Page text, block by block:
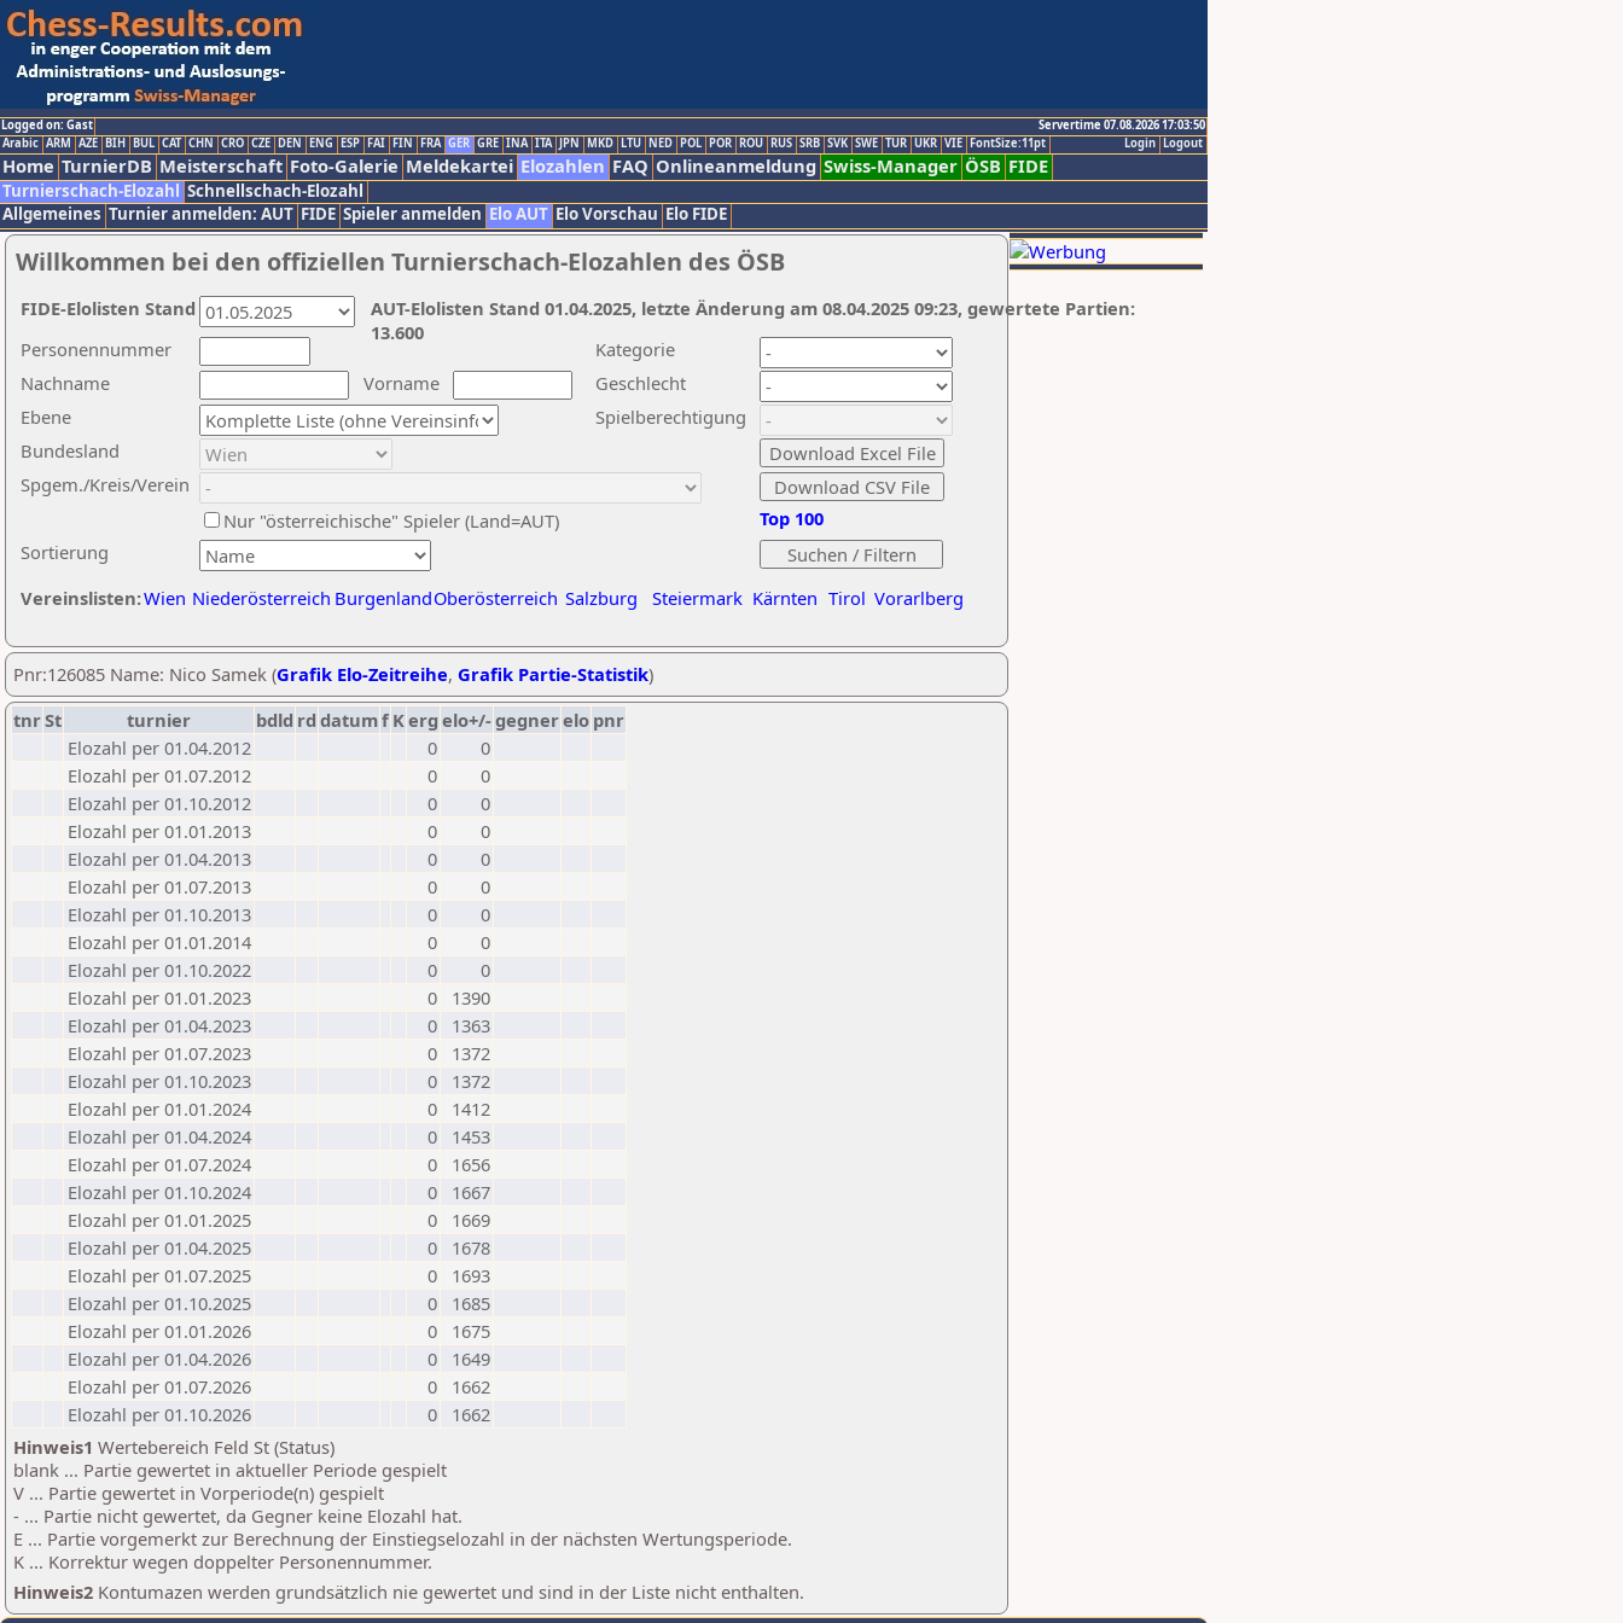
Logged on: Gast
Servertime 07.08.2026 17:03:50
Logout
Login
Arabic ARM AZE BIH BUL CAT CHN CRO CZE DEN ENG ESP FAI FIN FRA GER GRE INA ITA JPN MKD LTU NED POL POR ROU RUS SRB SVK SWE TUR UKR VIE FontSize:11pt
Home TurnierDB Meisterschaft Foto-Galerie Meldekartei Elozahlen FAQ Onlineanmeldung Swiss-Manager ÖSB FIDE
Turnierschach-Elozahl Schnellschach-Elozahl
Allgemeines Turnier anmelden: AUT FIDE Spieler anmelden Elo AUT Elo Vorschau Elo FIDE
Willkommen bei den offiziellen Turnierschach-Elozahlen des ÖSB
Nachname
Vorname
Ebene
Kategorie
Sortierung
Personennummer
Bundesland
Spgem./Kreis/Verein
Geschlecht
Nur "österreichische" Spieler (Land=AUT)
Spielberechtigung
Vereinslisten:Wien Niederösterreich BurgenlandOberösterreich Salzburg Steiermark Kärnten Tirol Vorarlberg
Top 100
AUT-Elolisten Stand 01.04.2025, letzte Änderung am 08.04.2025 09:23, gewertete Partien:
13.600
FIDE-Elolisten Stand
Pnr:126085 Name: Nico Samek (Grafik Elo-Zeitreihe, Grafik Partie-Statistik)
tnrSt turnier bdld rd datumf Kerg elo+/-gegnerelo pnr
Elozahl per 01.04.2012
0
0
Elozahl per 01.07.2012
0
0
Elozahl per 01.10.2012
0
0
Elozahl per 01.01.2013
0
0
Elozahl per 01.04.2013
0
0
Elozahl per 01.07.2013
0
0
Elozahl per 01.10.2013
0
0
Elozahl per 01.01.2014
0
0
Elozahl per 01.10.2022
0
0
Elozahl per 01.01.2023
0
1390
Elozahl per 01.04.2023
0
1363
Elozahl per 01.07.2023
0
1372
Elozahl per 01.10.2023
0
1372
Elozahl per 01.01.2024
0
1412
Elozahl per 01.04.2024
0
1453
Elozahl per 01.07.2024
0
1656
Elozahl per 01.10.2024
0
1667
Elozahl per 01.01.2025
0
1669
Elozahl per 01.04.2025
0
1678
Elozahl per 01.07.2025
0
1693
Elozahl per 01.10.2025
0
1685
Elozahl per 01.01.2026
0
1675
Elozahl per 01.04.2026
0
1649
Elozahl per 01.07.2026
0
1662
Elozahl per 01.10.2026
0
1662
Hinweis1 Wertebereich Feld St (Status)
blank ... Partie gewertet in aktueller Periode gespielt
V ... Partie gewertet in Vorperiode(n) gespielt
- ... Partie nicht gewertet, da Gegner keine Elozahl hat.
E ... Partie vorgemerkt zur Berechnung der Einstiegselozahl in der nächsten Wertungsperiode.
K ... Korrektur wegen doppelter Personennummer.
Hinweis2 Kontumazen werden grundsätzlich nie gewertet und sind in der Liste nicht enthalten.